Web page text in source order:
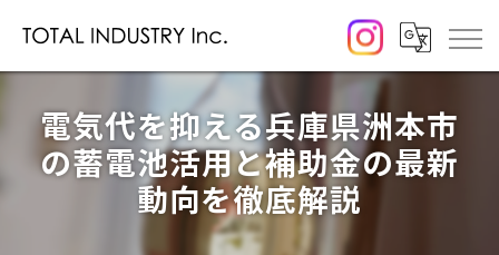
電気代を抑える兵庫県洲本市
の蓄電池活用と補助金の最新
動向を徹底解説